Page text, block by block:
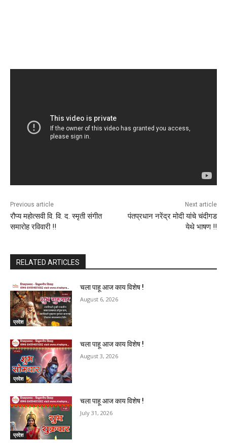
Previous article
रौप्य महोत्सवी वि. वि. द. स्मृती संगीत
समारोह रविवारी !!
Next article
पंतप्रधान नरेंद्र मोदी यांचे चंदीगड
येथे भाषण !!
RELATED ARTICLES
प्रदेश
चला पाहू आज काय विशेष !
August 6, 2026
प्रदेश
चला पाहू आज काय विशेष !
August 3, 2026
प्रदेश
चला पाहू आज काय विशेष !
July 31, 2026